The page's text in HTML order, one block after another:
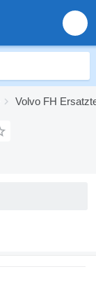
Volvo FH